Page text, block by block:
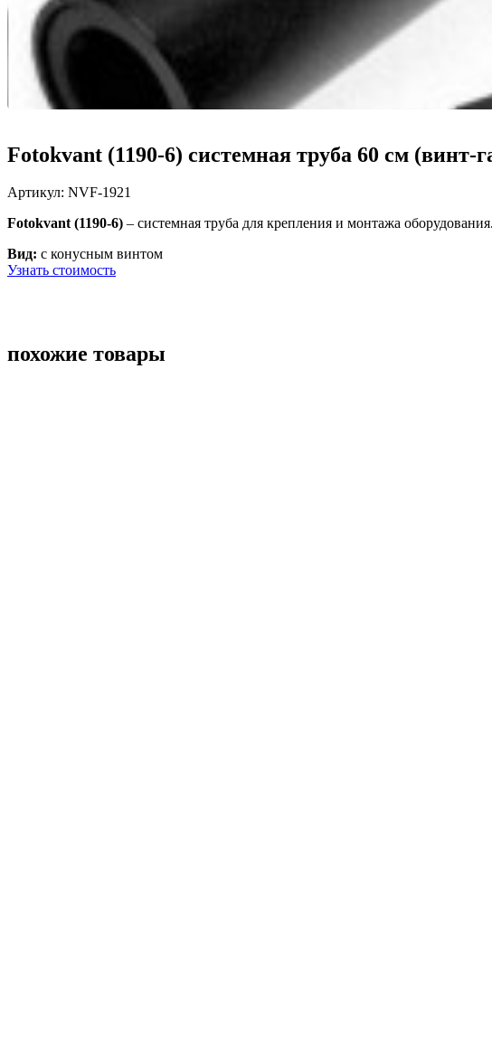
Fotokvant (1190-6) системная труба 60 см (винт-
Артикул: NVF-1921
Fotokvant (1190-6) – системная труба для крепления и монтажа
Вид: с конусным винтом
Узнать стоимость
похожие товары